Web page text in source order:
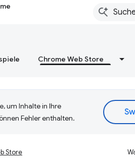
Chrome Web Store
um Inhalte in Ihre
Fehler enthalten.
Store